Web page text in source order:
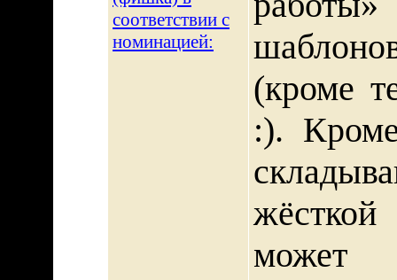
соответствии с
номинацией:
(кроме
:).
жёсткой
может